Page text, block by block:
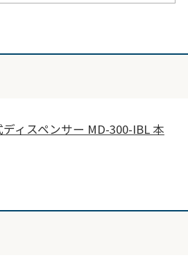
ィスペンサー MD-300-IBL 本